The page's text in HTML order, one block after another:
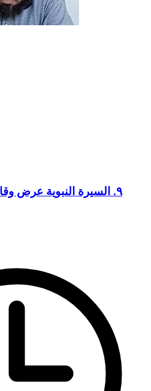
٩. السيرة النبوية عرض